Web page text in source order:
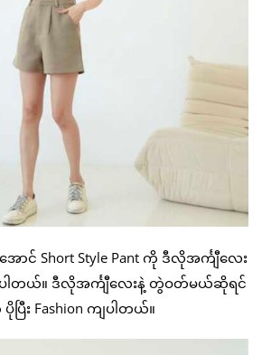
ျအောင် Short Style Pant ကို ဒီလိုအင်္ကျီလေး
တယ်။ ဒီလိုအင်္ကျီလေးနဲ့ တွဲဝတ်မယ်ဆိုရင်
ြီး Fashion ကျပါတယ်။